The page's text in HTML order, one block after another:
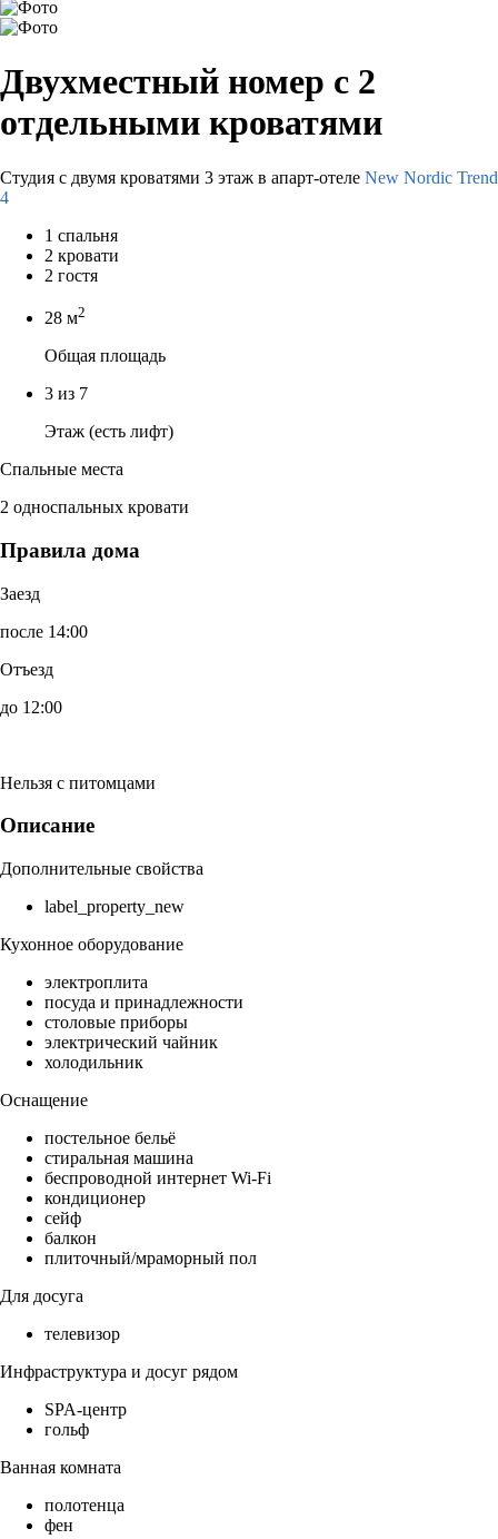
Двухместный номер с 2
отдельными кроватями
Студия с двумя кроватями 3 этаж в апарт-отеле New Nordic Trend
4
1 спальня
2 кровати
2 гостя
28 м2
Общая площадь
3 из 7
Этаж (есть лифт)
Спальные места
2 односпальных кровати
Правила дома
Заезд
после 14:00
Отъезд
до 12:00
Нельзя с питомцами
Описание
Дополнительные свойства
label_property_new
Кухонное оборудование
электроплита
посуда и принадлежности
столовые приборы
электрический чайник
холодильник
Оснащение
постельное бельё
стиральная машина
беспроводной интернет Wi-Fi
кондиционер
сейф
балкон
плиточный/мраморный пол
Для досуга
телевизор
Инфраструктура и досуг рядом
SPA-центр
гольф
Ванная комната
полотенца
фен